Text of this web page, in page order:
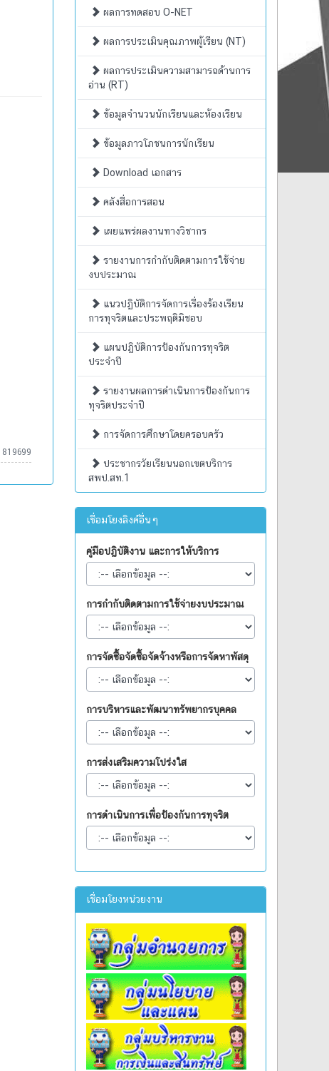
819699
ผลการทดสอบ O-NET
ผลการประเมินคุณภาพผู้เรียน (NT)
ผลการประเมินความสามารถด้านการ
อ่าน (RT)
ข้อมูลจำนวนนักเรียนและห้องเรียน
ข้อมูลภาวโภชนการนักเรียน
Download เอกสาร
คลังสื่อการสอน
เผยแพร่ผลงานทางวิชากร
รายงานการกำกับติดตามการใช้จ่าย
งบประมาณ
แนวปฏิบัติการจัดการเรื่องร้องเรียน
การทุจริตและประพฤติมิชอบ
แผนปฏิบัติการป้องกันการทุจริต
ประจำปี
รายงานผลการดำเนินการป้องกันการ
ทุจริตประจำปี
การจัดการศึกษาโดยครอบครัว
ประชากรวัยเรียนนอกเขตบริการ
สพป.สท.1
เชื่อมโยงลิงค์อื่นๆ
คู่มือปฏิบัติงาน และการให้บริการ
การกำกับติดตามการใช้จ่ายงบประมาณ
การจัดซื้อจัดซื้อจัดจ้างหรือการจัดหาพัสดุ
การบริหารและพัฒนาทรัพยากรบุคคล
การส่งเสริมความโปร่งใส
การดำเนินการเพื่อป้องกันการทุจริต
เชื่อมโยงหน่วยงาน